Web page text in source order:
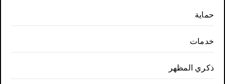
حماية
خدمات
ذكري المظهر